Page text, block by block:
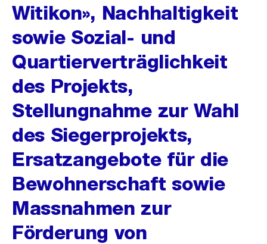
Witikon», Nachhaltigkeit
sowie Sozial- und
Quartierverträglichkeit
des Projekts,
Stellungnahme zur Wahl
des Siegerprojekts,
Ersatzangebote für die
Bewohnerschaft sowie
Massnahmen zur
Förderung von